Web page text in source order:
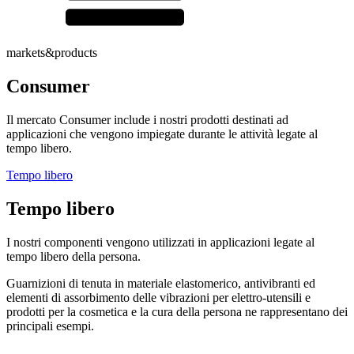
markets&products
Consumer
Il mercato Consumer include i nostri prodotti destinati ad
applicazioni che vengono impiegate durante le attività legate al
tempo libero.
Tempo libero
Tempo libero
I nostri componenti vengono utilizzati in applicazioni legate al
tempo libero della persona.
Guarnizioni di tenuta in materiale elastomerico, antivibranti ed
elementi di assorbimento delle vibrazioni per elettro-utensili e
prodotti per la cosmetica e la cura della persona ne rappresentano dei
principali esempi.